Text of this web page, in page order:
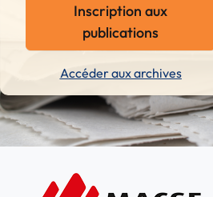
Inscription aux
publications
Accéder aux archives